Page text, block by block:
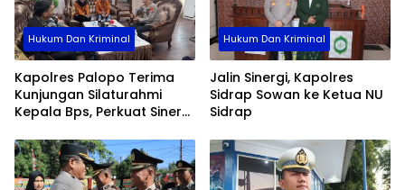
Hukum Dan Kriminal
Kapolres Palopo Terima
Kunjungan Silaturahmi
Kepala Bps, Perkuat Sinergi
Hukum Dan Kriminal
Jalin Sinergi, Kapolres
Sidrap Sowan ke Ketua NU
Sidrap